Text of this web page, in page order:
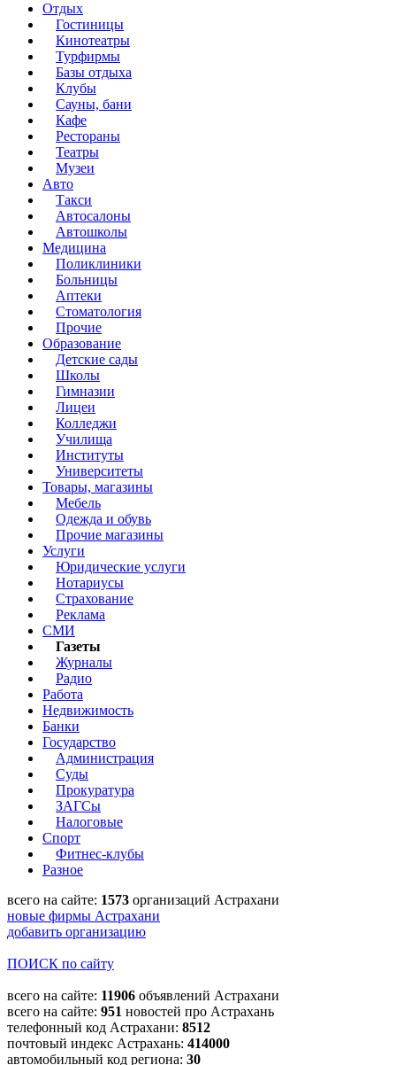
Отдых
Гостиницы
Кинотеатры
Турфирмы
Базы отдыха
Клубы
Сауны, бани
Кафе
Рестораны
Театры
Музеи
Авто
Такси
Автосалоны
Автошколы
Медицина
Поликлиники
Больницы
Аптеки
Стоматология
Прочие
Образование
Детские сады
Школы
Гимназии
Лицеи
Колледжи
Училища
Институты
Университеты
Товары, магазины
Мебель
Одежда и обувь
Прочие магазины
Услуги
Юридические услуги
Нотариусы
Страхование
Реклама
СМИ
Газеты
Журналы
Радио
Работа
Недвижимость
Банки
Государство
Администрация
Суды
Прокуратура
ЗАГСы
Налоговые
Спорт
Фитнес-клубы
Разное
всего на сайте: 1573 организаций Астрахани
новые фирмы Астрахани
добавить организацию
ПОИСК по сайту
всего на сайте: 11906 объявлений Астрахани
всего на сайте: 951 новостей про Астрахань
телефонный код Астрахани: 8512
почтовый индекс Астрахань: 414000
автомобильный код региона: 30